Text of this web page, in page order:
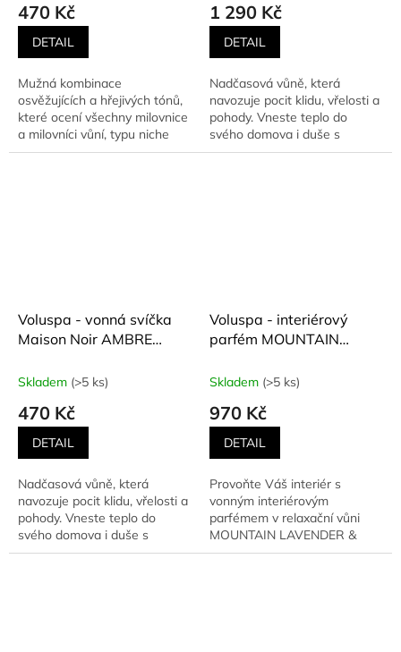
470 Kč
DETAIL
Mužná kombinace
osvěžujících a hřejivých tónů,
které ocení všechny milovnice
a milovníci vůní, typu niche
pánský parfém. Vůně se...
1 290 Kč
DETAIL
Nadčasová vůně, která
navozuje pocit klidu, vřelosti a
pohody. Vneste teplo do
svého domova i duše s
mystickou, meditativní...
Voluspa - vonná svíčka
Maison Noir AMBRE
pryskyřice,
Skladem (>5 ks)
470 Kč
DETAIL
Nadčasová vůně, která
navozuje pocit klidu, vřelosti a
pohody. Vneste teplo do
svého domova i duše s
mystickou, meditativní...
Voluspa - interiérový
parfém MOUNTAIN
CHAMOMILE (Horská
100 ml
Skladem (>5 ks)
970 Kč
DETAIL
Provoňte Váš interiér s
vonným interiérovým
parfémem v relaxační vůni
MOUNTAIN LAVENDER &
CHAMOMILE. Provoní